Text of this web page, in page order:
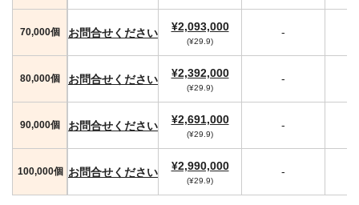
70,000個 お問合せください ¥2,093,000
(¥29.9)
-
80,000個 お問合せください ¥2,392,000
(¥29.9)
-
90,000個 お問合せください ¥2,691,000
(¥29.9)
-
100,000個 お問合せください ¥2,990,000
(¥29.9)
-